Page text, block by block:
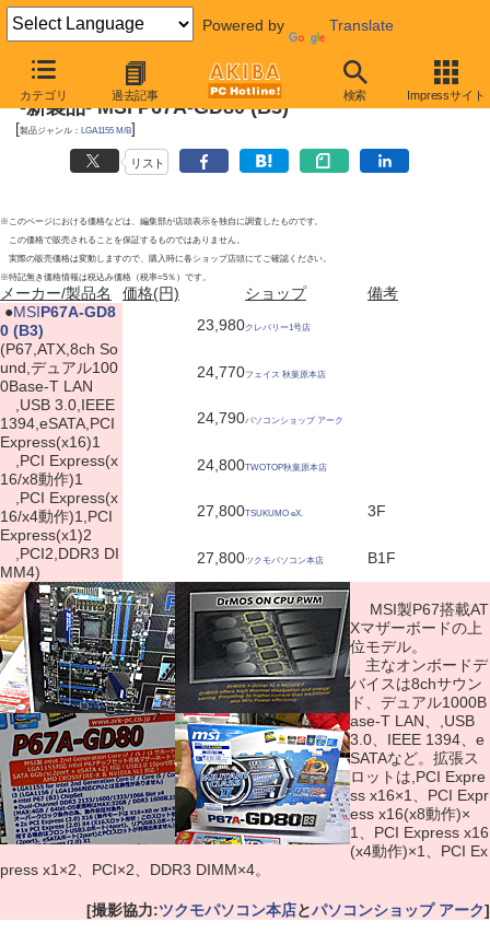
Powered by Translate
カテゴリ 過去記事 検索 Impressサイト
2011年4月23日号
-新製品- MSI P67A-GD80 (B3)
[製品ジャンル： LGA1155 M/B]
リスト
※このページにおける価格などは、編集部が店頭表示を独自に調査したものです。
この価格で販売されることを保証するものではありません。
実際の販売価格は変動しますので、購入時に各ショップ店頭にてご確認ください。
※特記無き価格情報は税込み価格（税率=5％）です。
メーカー/製品名 価格(円) ショップ
備考
●MSIP67A-GD8
0 (B3)
(P67,ATX,8ch So
und,デュアル100
0Base-T LAN
,USB 3.0,IEEE
1394,eSATA,PCI
Express(x16)1
,PCI Express(x
16/x8動作)1
,PCI Express(x
16/x4動作)1,PCI
Express(x1)2
,PCI2,DDR3 DI
MM4)
23,980クレバリー1号店
24,770フェイス 秋葉原本店
24,790パソコンショップ アーク
24,800TWOTOP秋葉原本店
27,800TSUKUMO eX. 3F
27,800ツクモパソコン本店 B1F
MSI製P67搭載AT
Xマザーボードの上
位モデル。
主なオンボードデ
バイスは8chサウン
ド、デュアル1000B
ase-T LAN、,USB
3.0、IEEE 1394、e
SATAなど。拡張ス
ロットは,PCI Expre
ss x16×1、PCI Expr
ess x16(x8動作)×
1、PCI Express x16
(x4動作)×1、PCI Ex
press x1×2、PCI×2、DDR3 DIMM×4。
[撮影協力:ツクモパソコン本店とパソコンショップ アーク]